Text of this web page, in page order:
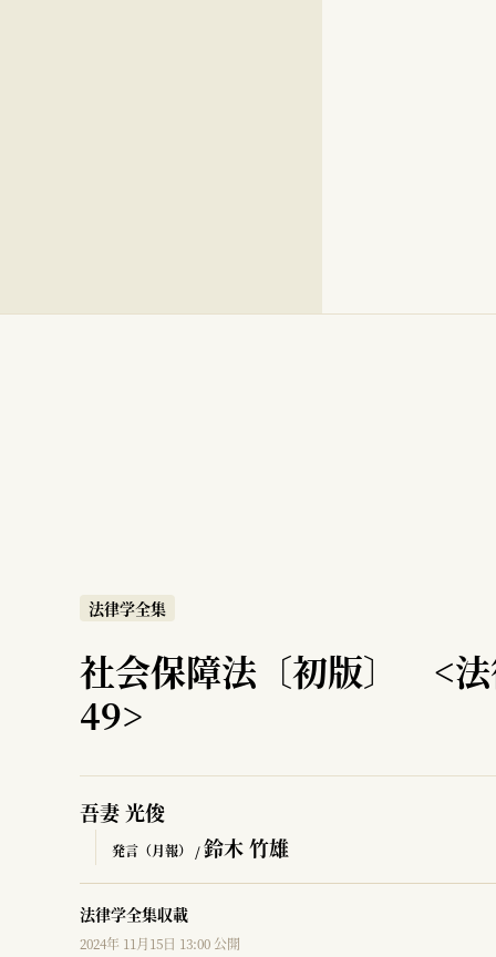
法律学全集
社会保障法〔初版〕 <
49>
吾妻 光俊
発言（月報） /鈴木 竹雄
法律学全集収載
2024年 11月15日 13:00 公開